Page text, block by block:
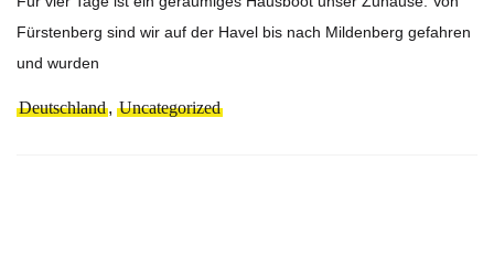
Fürstenberg sind wir auf der Havel bis nach Mildenberg gefahren
und wurden
Deutschland, Uncategorized